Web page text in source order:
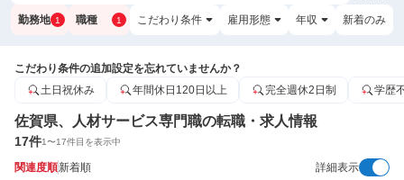
勤務地 1 職種 1 こだわり条件 雇用形態 年収 新着のみ
こだわり条件の追加設定を忘れていませんか？
土日祝休み
年間休日120日以上 完全週休2日制 学歴
佐賀県、人材サービス専門職の転職・求人情報
17件1〜17件目を表示中
関連度順新着順 詳細表示